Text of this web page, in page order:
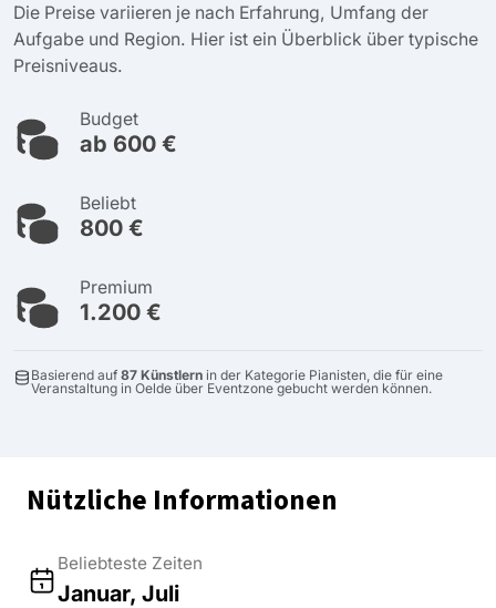
Die Preise variieren je nach Erfahrung, Umfang der
Aufgabe und Region. Hier ist ein Überblick über typische
Preisniveaus.
Budget
ab 600 €
Beliebt
800 €
Premium
1.200 €
Basierend auf 87 Künstlern in der Kategorie Pianisten, die für eine
Veranstaltung in Oelde über Eventzone gebucht werden können.
Nützliche Informationen
Beliebteste Zeiten
Januar, Juli